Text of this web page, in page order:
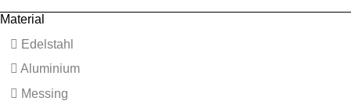
Material
Edelstahl
Aluminium
Messing